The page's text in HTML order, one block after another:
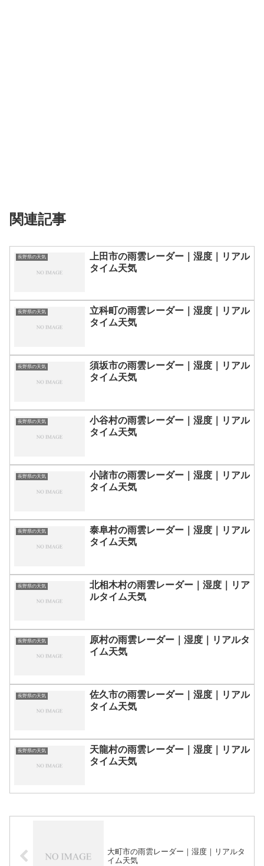
関連記事
長野県の天気
上田市の雨雲レーダー｜湿度｜リアル
タイム天気
長野県の天気
立科町の雨雲レーダー｜湿度｜リアル
タイム天気
長野県の天気
須坂市の雨雲レーダー｜湿度｜リアル
タイム天気
長野県の天気
小谷村の雨雲レーダー｜湿度｜リアル
タイム天気
長野県の天気
小諸市の雨雲レーダー｜湿度｜リアル
タイム天気
長野県の天気
泰阜村の雨雲レーダー｜湿度｜リアル
タイム天気
長野県の天気
北相木村の雨雲レーダー｜湿度｜リア
ルタイム天気
長野県の天気
原村の雨雲レーダー｜湿度｜リアルタ
イム天気
長野県の天気
佐久市の雨雲レーダー｜湿度｜リアル
タイム天気
長野県の天気
天龍村の雨雲レーダー｜湿度｜リアル
タイム天気
大町市の雨雲レーダー｜湿度｜リアルタ
イム天気